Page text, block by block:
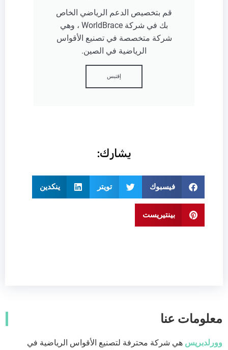
قم بتخصيص الدعم الرياضي الخاص
بك في شركة WorldBrace ، وهي
شركة متخصصة في تصنيع الأقواس
الرياضية في الصين.
إقتبس
يشارك:
فيسبوك تويتر ينكدين
بينتيريست
معلومات عنا
وورلدبريس هي شركة محترفة لتصنيع الأقواس الرياضية في